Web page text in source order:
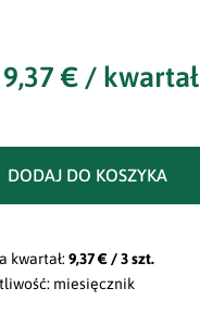
9,37€/ kwartał
DODAJ DO KOSZYKA
kwartał: 9,37 € / 3 szt.
miesięcznik